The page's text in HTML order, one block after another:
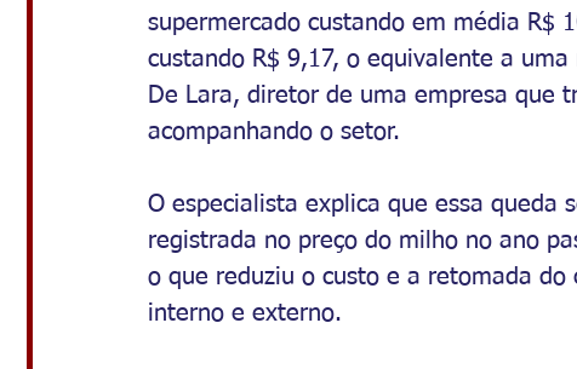
supermercado custando em média R$
custando R$ 9,17, o equivalente a
De Lara, diretor de uma empresa que
acompanhando o setor.
O especialista explica que essa queda
registrada no preço do milho no ano
o que reduziu o custo e a retomada do
interno e externo.